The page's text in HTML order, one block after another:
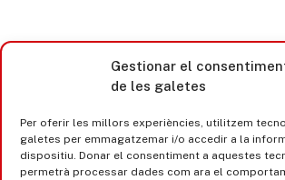
Gestionar el
de les galetes
Per oferir les millors experiències, utilitzem
galetes per emmagatzemar i/o accedir a la
dispositiu. Donar el consentiment a aquestes
permetrà processar dades com ara el